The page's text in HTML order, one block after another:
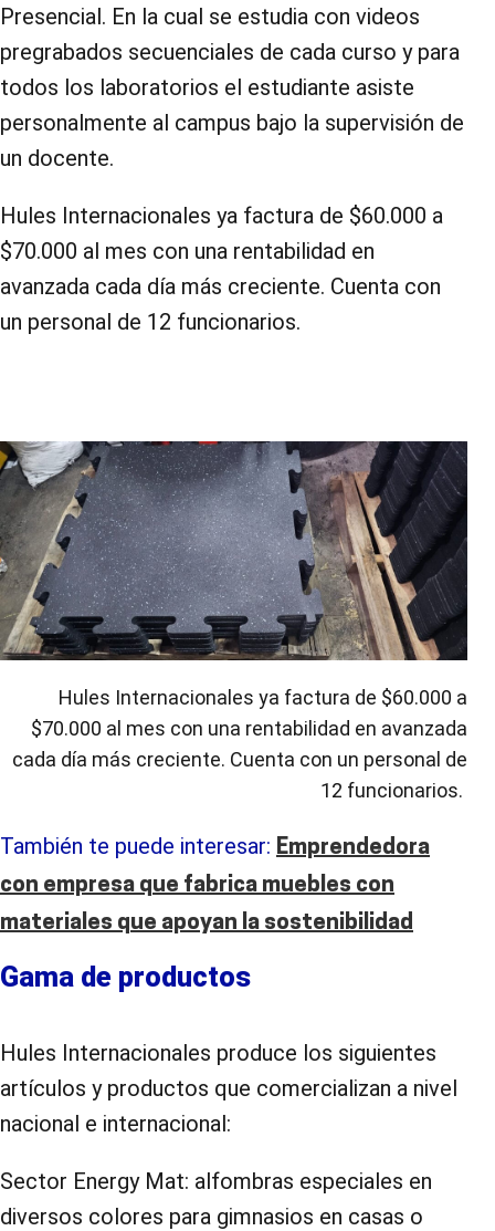
Presencial. En la cual se estudia con videos
pregrabados secuenciales de cada curso y para
todos los laboratorios el estudiante asiste
personalmente al campus bajo la supervisión de
un docente.
Hules Internacionales ya factura de $60.000 a
$70.000 al mes con una rentabilidad en
avanzada cada día más creciente. Cuenta con
un personal de 12 funcionarios.
Hules Internacionales ya factura de $60.000 a
$70.000 al mes con una rentabilidad en avanzada
cada día más creciente. Cuenta con un personal de
12 funcionarios.
También te puede interesar: Emprendedora
con empresa que fabrica muebles con
materiales que apoyan la sostenibilidad
Gama de productos
Hules Internacionales produce los siguientes
artículos y productos que comercializan a nivel
nacional e internacional:
Sector Energy Mat: alfombras especiales en
diversos colores para gimnasios en casas o